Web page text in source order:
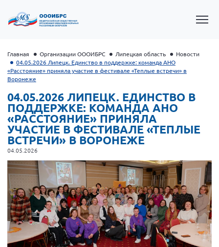
Президент Власов Я.В.
Первый вице-президент Кичигина Н. Ф.
Генеральный директор Матвиевская О.В.
Вице-президент Зрячева Н.В.
Вице-президент Шишлянников Ф.В.
Информационная служба
Главная Организации ОООИБРС Липецкая область
Новости
04.05.2026 Липецк. Единство в поддержке: команда АНО
«Расстояние» приняла участие в фестивале «Теплые встречи» в
Воронеже
04.05.2026 ЛИПЕЦК. ЕДИНСТВО В
ПОДДЕРЖКЕ: КОМАНДА АНО
«РАССТОЯНИЕ» ПРИНЯЛА
УЧАСТИЕ В ФЕСТИВАЛЕ «ТЕПЛЫЕ
ВСТРЕЧИ» В ВОРОНЕЖЕ
04.05.2026